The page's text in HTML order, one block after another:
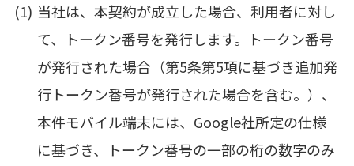
当社は、本契約が成立した場合、利用者に対し
て、トークン番号を発行します。トークン番号
が発行された場合（第5条第5項に基づき追加発
行トークン番号が発行された場合を含む。）、
本件モバイル端末には、Google社所定の仕様
に基づき、トークン番号の一部の桁の数字のみ